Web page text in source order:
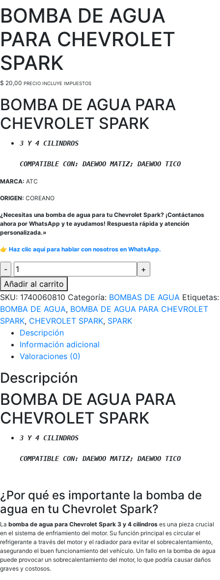
BOMBA DE AGUA
PARA CHEVROLET
SPARK
$ 20,00 PRECIO INCLUYE IMPUESTOS
BOMBA DE AGUA PARA
CHEVROLET SPARK
3 Y 4 CILINDROS
COMPATIBLE CON: DAEWOO MATIZ; DAEWOO TICO
MARCA: ATC
ORIGEN: COREANO
¿Necesitas una bomba de agua para tu Chevrolet Spark? ¡Contáctanos
ahora por WhatsApp y te ayudamos! Respuesta rápida y atención
personalizada.»
👉 Haz clic aquí para hablar con nosotros en WhatsApp.
BOMBA
DE
AGUA
PARA
CHEVROLET
SPARK
cantidad
Añadir al carrito
SKU: 1740060810 Categoría: BOMBAS DE AGUA Etiquetas:
BOMBA DE AGUA, BOMBA DE AGUA PARA CHEVROLET
SPARK, CHEVROLET SPARK, SPARK
Descripción
Información adicional
Valoraciones (0)
Descripción
BOMBA DE AGUA PARA
CHEVROLET SPARK
3 Y 4 CILINDROS
COMPATIBLE CON: DAEWOO MATIZ; DAEWOO TICO
¿Por qué es importante la bomba de
agua en tu Chevrolet Spark?
La bomba de agua para Chevrolet Spark 3 y 4 cilindros es una pieza crucial
en el sistema de enfriamiento del motor. Su función principal es circular el
refrigerante a través del motor y el radiador para evitar el sobrecalentamiento,
asegurando el buen funcionamiento del vehículo. Un fallo en la bomba de agua
puede provocar un sobrecalentamiento del motor, lo que podría causar daños
graves y costosos.